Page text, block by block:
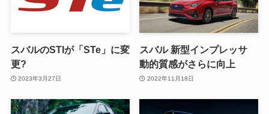
スバルのSTIが「STe」に変
更?
2023年3月27日
スバル 新型インプレッサ
動的質感がさらに向上
2022年11月18日